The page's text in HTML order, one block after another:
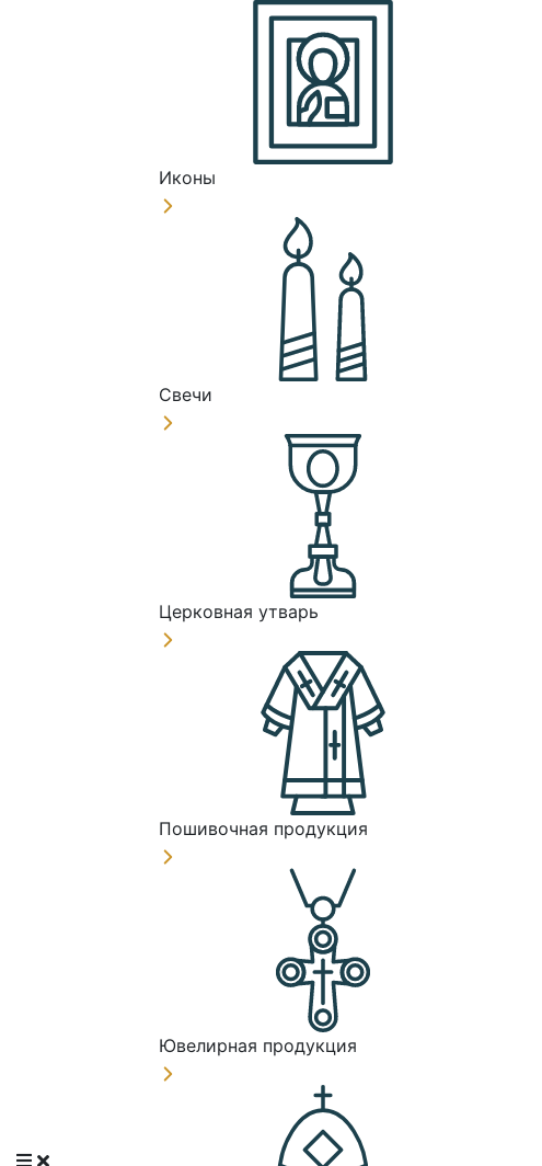
Иконы
Свечи
Церковная утварь
Пошивочная продукция
Ювелирная продукция